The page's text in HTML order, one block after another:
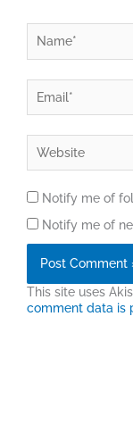
Notify me of
Notify me of
This site uses
comment data is